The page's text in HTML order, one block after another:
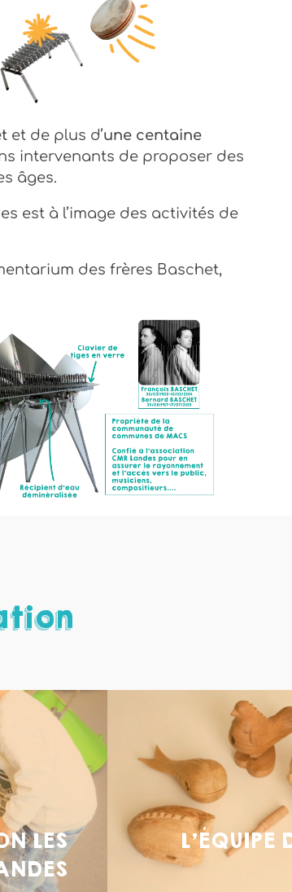
et de plus d’une centaine
intervenants de proposer des
âges.
est à l’image des activités de
des frères Baschet,
LES
L’ÉQUIPE